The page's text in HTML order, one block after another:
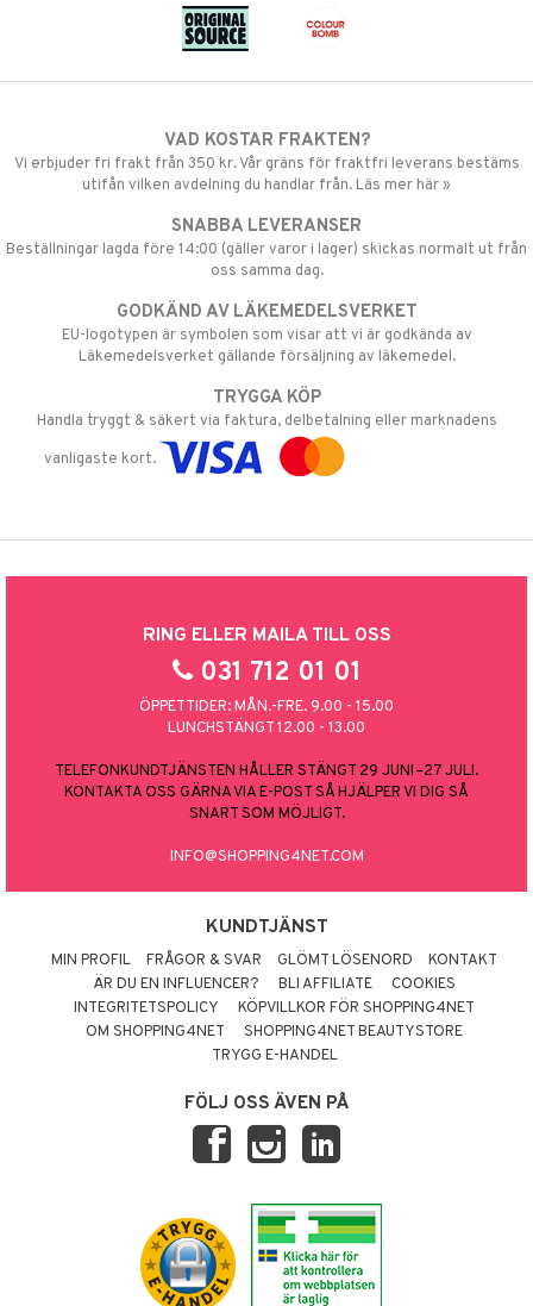
VAD KOSTAR FRAKTEN?
Vi erbjuder fri frakt från 350 kr. Vår gräns för fraktfri leverans bestäms
utifån vilken avdelning du handlar från. Läs mer här »
SNABBA LEVERANSER
Beställningar lagda före 14:00 (gäller varor i lager) skickas normalt ut från
oss samma dag.
GODKÄND AV LÄKEMEDELSVERKET
EU-logotypen är symbolen som visar att vi är godkända av
Läkemedelsverket gällande försäljning av läkemedel.
TRYGGA KÖP
Handla tryggt & säkert via faktura, delbetalning eller marknadens
vanligaste kort.
RING ELLER MAILA TILL OSS
031 712 01 01
ÖPPETTIDER: MÅN.-FRE. 9.00 - 15.00
LUNCHSTÄNGT 12.00 - 13.00
TELEFONKUNDTJÄNSTEN HÅLLER STÄNGT 29 JUNI–27 JULI.
KONTAKTA OSS GÄRNA VIA E-POST SÅ HJÄLPER VI DIG SÅ
SNART SOM MÖJLIGT.
INFO@SHOPPING4NET.COM
KUNDTJÄNST
MIN PROFIL FRÅGOR & SVAR GLÖMT LÖSENORD
KONTAKT
ÄR DU EN INFLUENCER?
BLI AFFILIATE
COOKIES
INTEGRITETSPOLICY
KÖPVILLKOR FÖR SHOPPING4NET
OM SHOPPING4NET
SHOPPING4NET BEAUTYSTORE
TRYGG E-HANDEL
FÖLJ OSS ÄVEN PÅ